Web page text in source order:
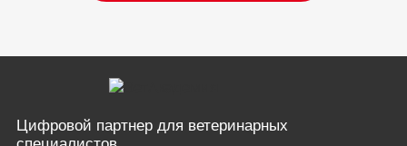
Цифровой партнер для ветеринарных